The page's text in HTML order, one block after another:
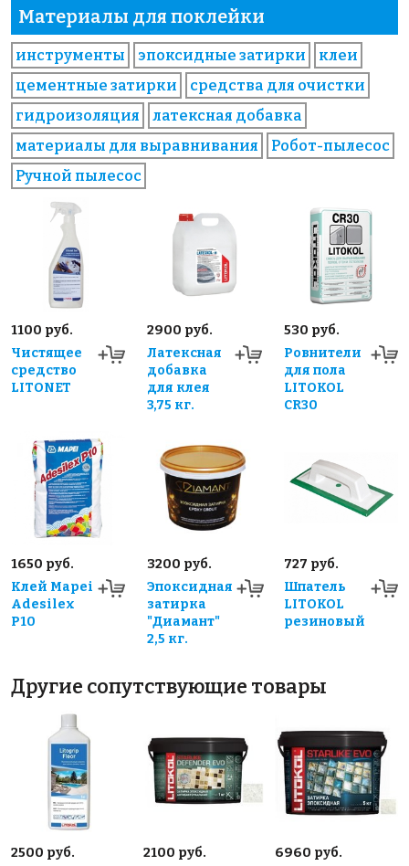
Материалы для поклейки
инструменты эпоксидные затирки
клеи
цементные затирки
средства для очистки
гидроизоляция
латексная добавка
материалы для выравнивания
Робот-пылесос
Ручной пылесос
1100 руб.
Чистящее
средство
LITONET
2900 руб.
Латексная
добавка
для клея
3,75 кг.
530 руб.
Ровнители
для пола
LITOKOL
CR30
1650 руб.
Клей Mapei
Adesilex
P10
3200 руб.
Эпоксидная
затирка
"Диамант"
2,5 кг.
727 руб.
Шпатель
LITOKOL
резиновый
Другие сопутствующие товары
2500 руб.
2100 руб.
6960 руб.